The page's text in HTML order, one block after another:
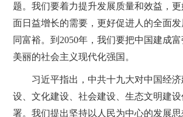
题。我们要着力提升发展质量和效益，
面日益增长的需要，更好促进人的全面
同富裕。到2050年，我们要把中国建成
美丽的社会主义现代化强国。
习近平指出，中共十九大对中国经
设、文化建设、社会建设、生态文明建
署。我们提出坚持以人民为中心的发展思